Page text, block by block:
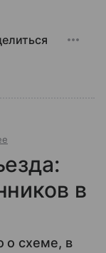
в
о схеме, в